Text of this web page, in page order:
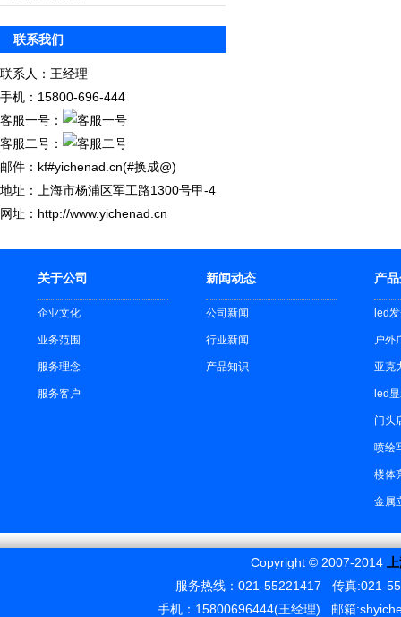
联系我们
联系人：王经理
手机：15800-696-444
客服一号：
客服二号：
邮件：kf#yichenad.cn(#换成@)
地址：上海市杨浦区军工路1300号甲-4
网址：http://www.yichenad.cn
关于公司
企业文化
业务范围
服务理念
服务客户
新闻动态
公司新闻
行业新闻
产品知识
产
led
户外
亚克
led
门头
喷绘
楼体
金属
Copyright © 2007-2014
服务热线：021-55221417 传真:021-
手机：15800696444(王经理) 邮箱